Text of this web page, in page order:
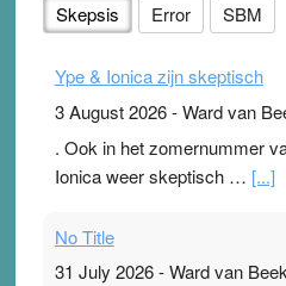
Skepsis Error SBM
Ype & Ionica zijn skeptisch
3 August 2026-Ward van
. Ook in het zomernummer
Ionica weer skeptisch … [...]
No Title
31 July 2026-Ward van